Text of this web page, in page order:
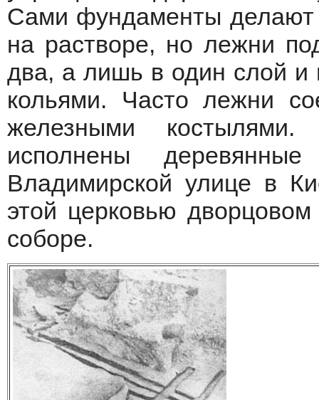
Сами фундаменты делают
на растворе, но лежни
два, а лишь в один слой
кольями. Часто лежни
железными
исполнены
Владимирской улице в
этой церковью
соборе.